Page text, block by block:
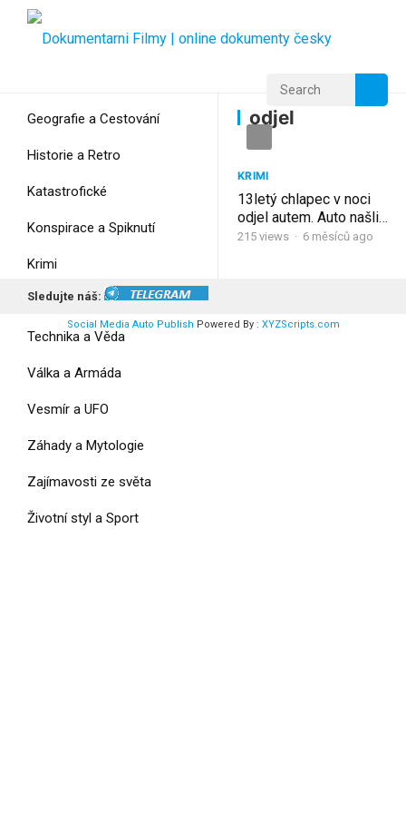
Geografie a Cestování
Historie a Retro
Katastrofické
Konspirace a Spiknutí
Krimi
Myšlení
Technika a Věda
Válka a Armáda
Vesmír a UFO
Záhady a Mytologie
Zajímavosti ze světa
Životní styl a Sport
odjel
odjel
KRIMI
13letý chlapec v noci
odjel autem. Auto našli,
jeho ne! Zmizení
215 views · 6 měsíců ago
Sledujte náš:
Social Media Auto Publish Powered By : XYZScripts.com